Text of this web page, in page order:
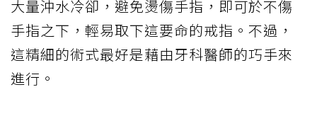
大量沖水冷卻，避免燙傷手指，即可於不傷
手指之下，輕易取下這要命的戒指。不過，
這精細的術式最好是藉由牙科醫師的巧手來
進行。